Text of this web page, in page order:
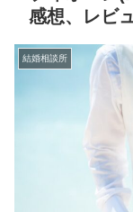
感想、レビ
結婚相談所